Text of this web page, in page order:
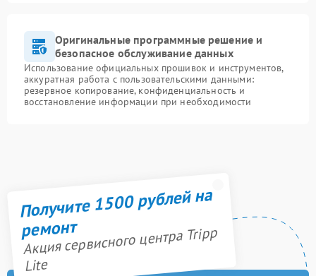
Оригинальные программные решение и
безопасное обслуживание данных
Использование официальных прошивок и инструментов,
аккуратная работа с пользовательскими данными:
резервное копирование, конфиденциальность и
восстановление информации при необходимости
Получите 1500 рублей на
ремонт
Акция сервисного центра Tripp
Lite